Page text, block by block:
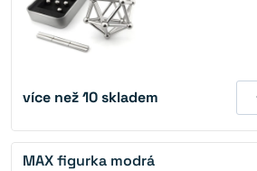
více než 10 skladem
MAX figurka modrá